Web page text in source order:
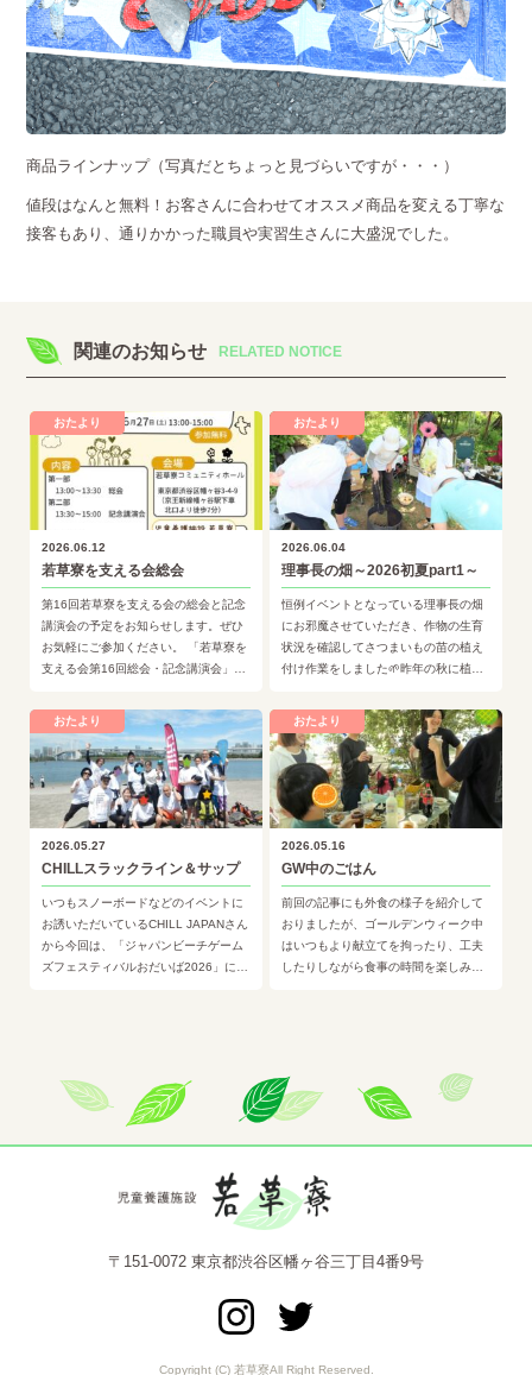
商品ラインナップ（写真だとちょっと見づらいですが・・・）
値段はなんと無料！お客さんに合わせてオススメ商品を変える丁寧な
接客もあり、通りかかった職員や実習生さんに大盛況でした。
関連のお知らせ RELATED NOTICE
おたより
2026.06.12
若草寮を支える会総会
第16回若草寮を支える会の総会と記念
講演会の予定をお知らせします。ぜひ
お気軽にご参加ください。 「若草寮を
支える会第16回総会・記念講演会」令
費：…
おたより
2026.06.04
理事長の畑～2026初夏part1～
恒例イベントとなっている理事長の畑
にお邪魔させていただき、作物の生育
状況を確認してさつまいもの苗の植え
付け作業をしました🌱昨年の秋に植え
大きく成長しました。まだ収穫に…
おたより
2026.05.27
CHILLスラックライン＆サップ
いつもスノーボードなどのイベントに
お誘いただいているCHILL JAPANさん
から今回は、「ジャパンビーチゲーム
ズフェスティバルおだいば2026」にご
おたより
2026.05.16
GW中のごはん
前回の記事にも外食の様子を紹介して
おりましたが、ゴールデンウィーク中
はいつもより献立てを拘ったり、工夫
したりしながら食事の時間を楽しみま
〒151-0072 東京都渋谷区幡ヶ谷三丁目4番9号
Copyright (C) 若草寮All Right Reserved.